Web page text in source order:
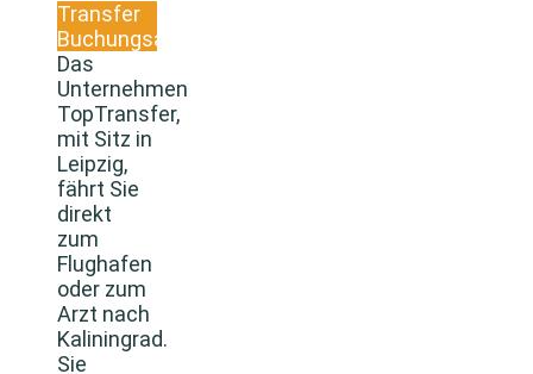
Transfer
Buchungsanfrage
Das
Unternehmen
TopTransfer,
mit Sitz in
Leipzig,
fährt Sie
direkt
zum
Flughafen
oder zum
Arzt nach
Kaliningrad.
Sie